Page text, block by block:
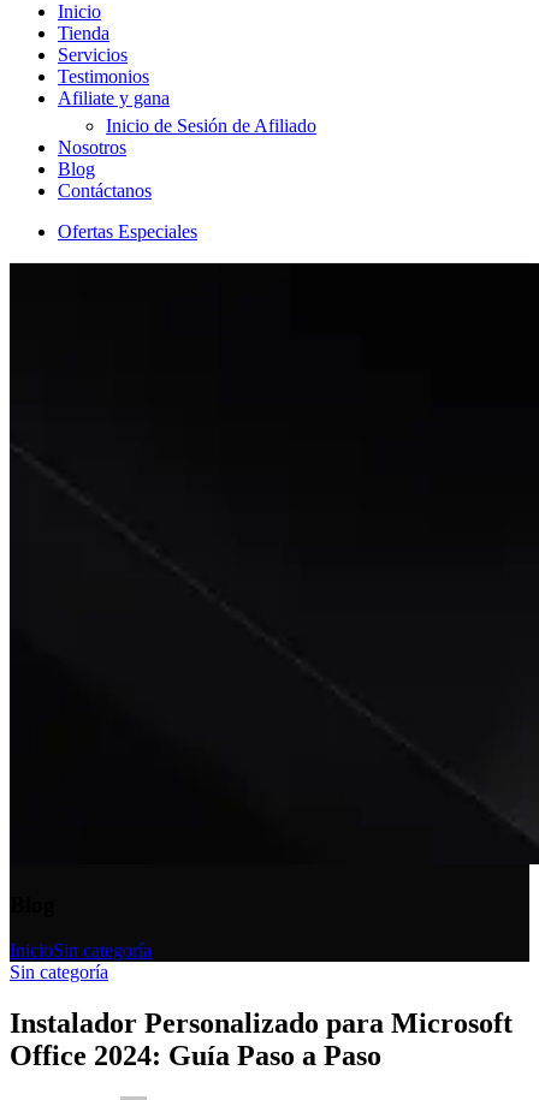
Inicio
Tienda
Servicios
Testimonios
Afiliate y gana
Inicio de Sesión de Afiliado
Nosotros
Blog
Contáctanos
Ofertas Especiales
InicioSin categoría
Sin categoría
Instalador Personalizado para Microsoft
Office 2024: Guía Paso a Paso